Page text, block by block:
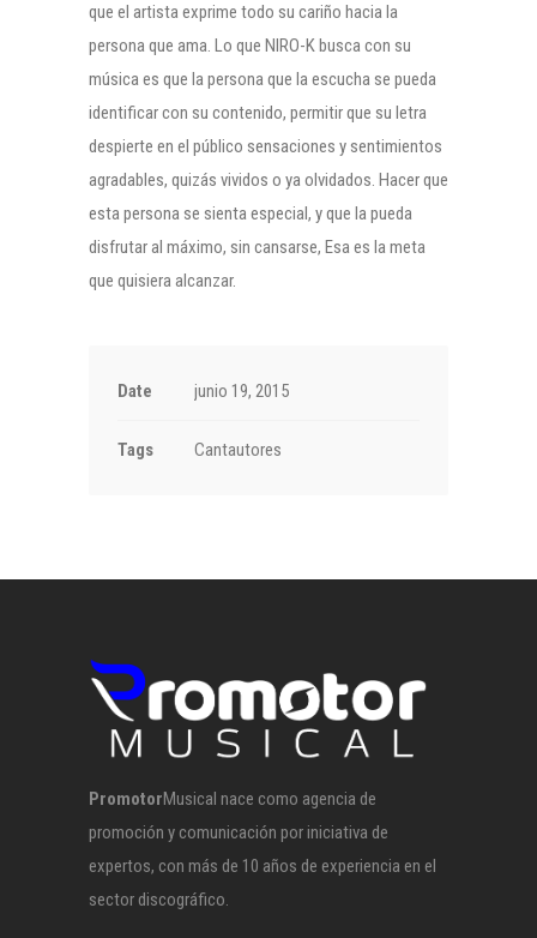
que el artista exprime todo su cariño hacia la
persona que ama. Lo que NIRO-K busca con su
música es que la persona que la escucha se pueda
identificar con su contenido, permitir que su letra
despierte en el público sensaciones y sentimientos
agradables, quizás vividos o ya olvidados. Hacer que
esta persona se sienta especial, y que la pueda
disfrutar al máximo, sin cansarse, Esa es la meta
que quisiera alcanzar.
Date junio 19, 2015
Tags Cantautores
PromotorMusical nace como agencia de
promoción y comunicación por iniciativa de
expertos, con más de 10 años de experiencia en el
sector discográfico.